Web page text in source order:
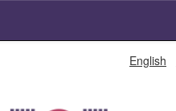
English